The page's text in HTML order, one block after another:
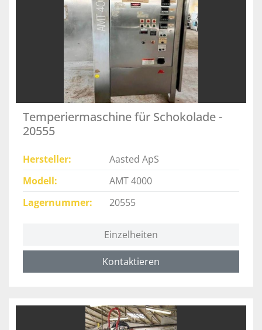
Temperiermaschine für Schokolade -
20555
Hersteller
Aasted ApS
Modell
AMT 4000
Lagernummer
20555
Einzelheiten
Kontaktieren